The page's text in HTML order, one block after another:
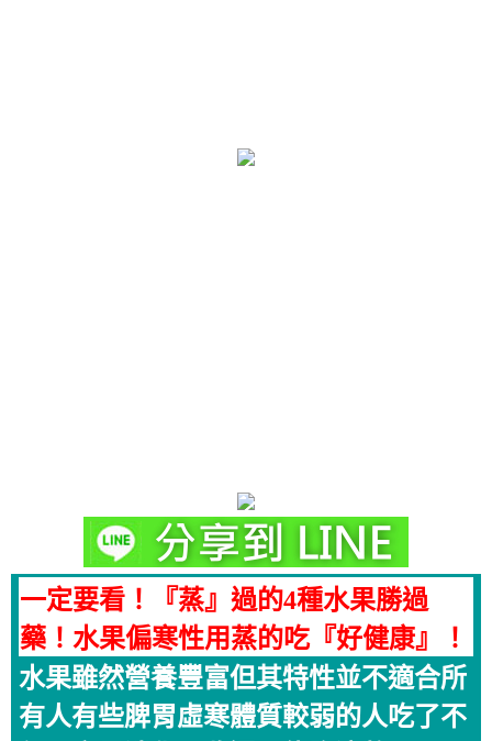
一定要看！『蒸』過的4種水果勝過
藥！水果偏寒性用蒸的吃『好健康』！
水果雖然營養豐富但其特性並不適合所
有人有些脾胃虛寒體質較弱的人吃了不